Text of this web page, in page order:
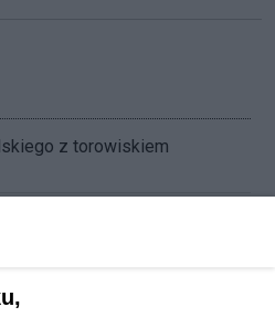
z torowiskiem
sie na przebudowę